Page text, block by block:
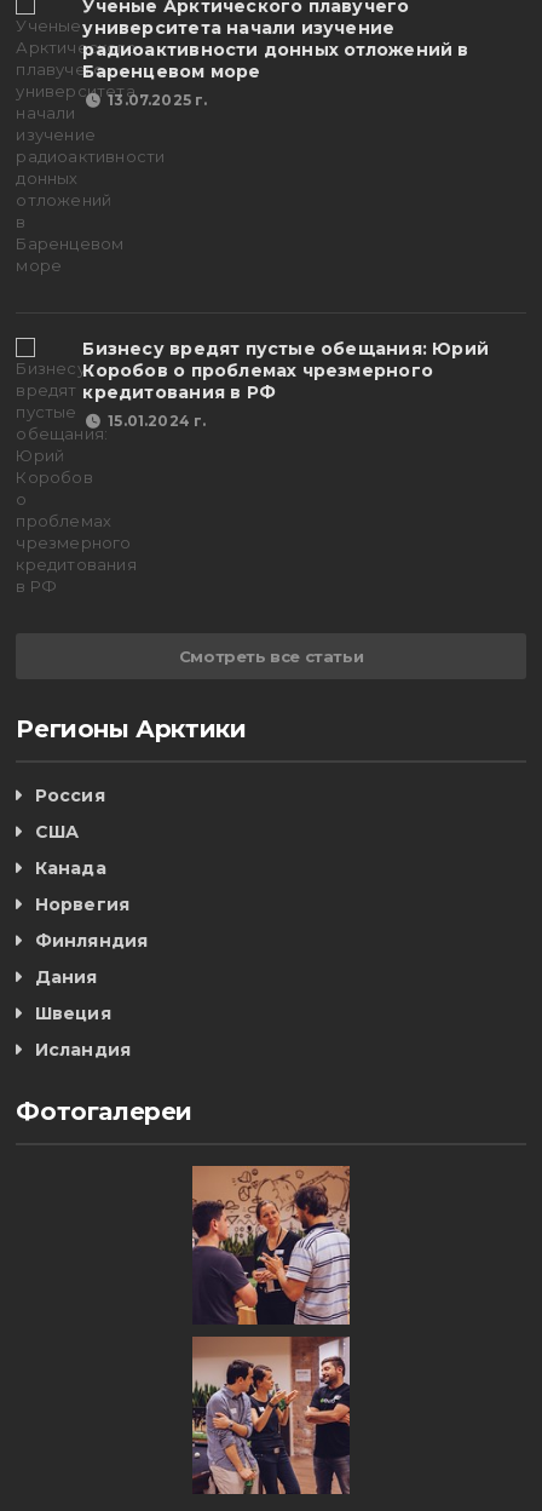
Ученые Арктического плавучего
университета начали изучение
радиоактивности донных отложений в
Баренцевом море
13.07.2025 г.
Бизнесу вредят пустые обещания: Юрий
Коробов о проблемах чрезмерного
кредитования в РФ
15.01.2024 г.
Смотреть все статьи
Регионы Арктики
Россия
США
Канада
Норвегия
Финляндия
Дания
Швеция
Исландия
Фотогалереи